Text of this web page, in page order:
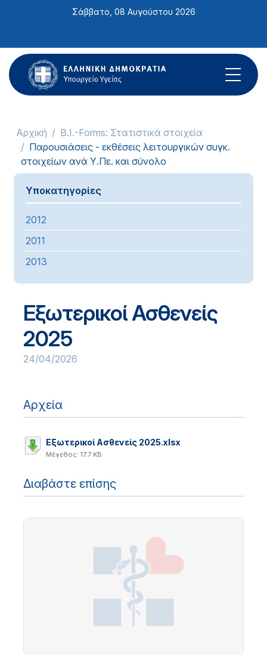
ιστότοπος
περιλαμβάνει
ένα
σύστημα
Σάββατο, 08 Αυγούστου 2026
Αρχική
B.I.-Forms: Στατιστικά στοιχεία
Παρουσιάσεις - εκθέσεις λειτουργικών συγκ.
στοιχείων ανά Υ.Πε. και σύνολο
Υποκατηγορίες
2012
2011
2013
Εξωτερικοί Ασθενείς
2025
24/04/2026
Αρχεία
Εξωτερικοί Ασθενείς 2025.xlsx
Μέγεθος: 17.7 KB
Διαβάστε επίσης